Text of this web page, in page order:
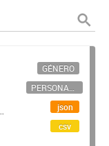
GÉNERO
PERSONAL CIENTÍFICO-TECNOLÓGICO
json
csv